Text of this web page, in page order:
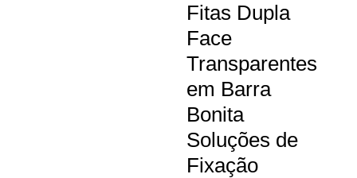
Fitas Dupla
Face
Transparentes
em Barra
Bonita
Soluções de
Fixação